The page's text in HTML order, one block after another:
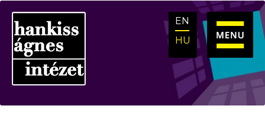
EN
HU
a
navigációhoz
a
tartalomba